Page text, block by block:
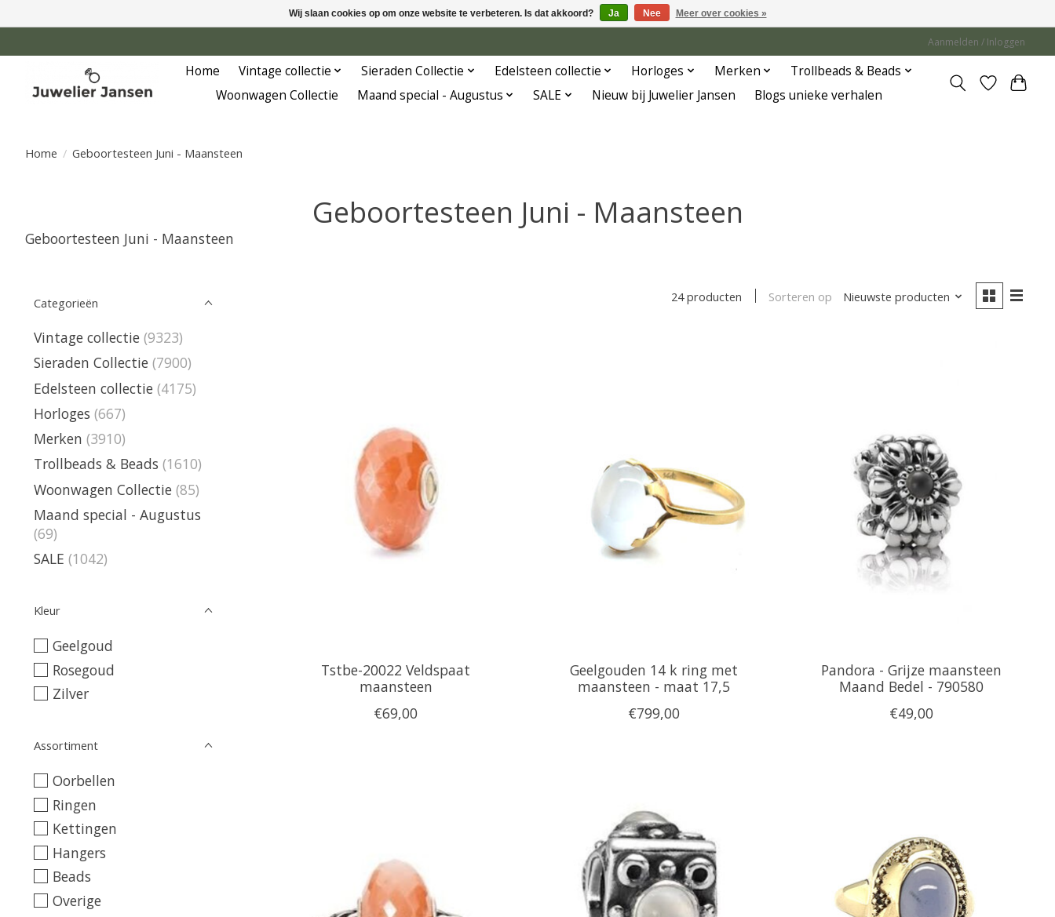
Aanmelden / Inloggen
Home Vintage collectie Sieraden Collectie Edelsteen collectie Horloges Merken
Trollbeads & Beads
Woonwagen Collectie
Maand special - Augustus SALE Nieuw bij Juwelier Jansen Blogs unieke verhalen
Home / Geboortesteen Juni - Maansteen
Geboortesteen Juni - Maansteen
Geboortesteen Juni - Maansteen
Categorieën
Vintage collectie (9323)
Sieraden Collectie (7900)
Edelsteen collectie (4175)
Horloges (667)
Merken (3910)
Trollbeads & Beads (1610)
Woonwagen Collectie (85)
Maand special - Augustus
(69)
SALE (1042)
Kleur
Geelgoud
Rosegoud
Zilver
Assortiment
Oorbellen
Ringen
Kettingen
Hangers
Beads
Overige
24 producten Sorteren op Nieuwste producten
Tstbe-20022 Veldspaat
maansteen
€69,00
Geelgouden 14 k ring met
maansteen - maat 17,5
€799,00
Pandora - Grijze maansteen
Maand Bedel - 790580
€49,00
Wij slaan cookies op om onze website te verbeteren. Is dat akkoord? Ja Nee Meer over cookies »